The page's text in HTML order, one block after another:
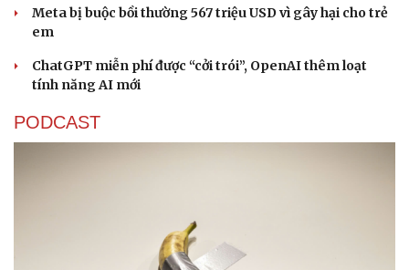
Meta bị buộc bồi thường 567 triệu USD vì gây hại cho trẻ
em
ChatGPT miễn phí được “cởi trói”, OpenAI thêm loạt
tính năng AI mới
PODCAST